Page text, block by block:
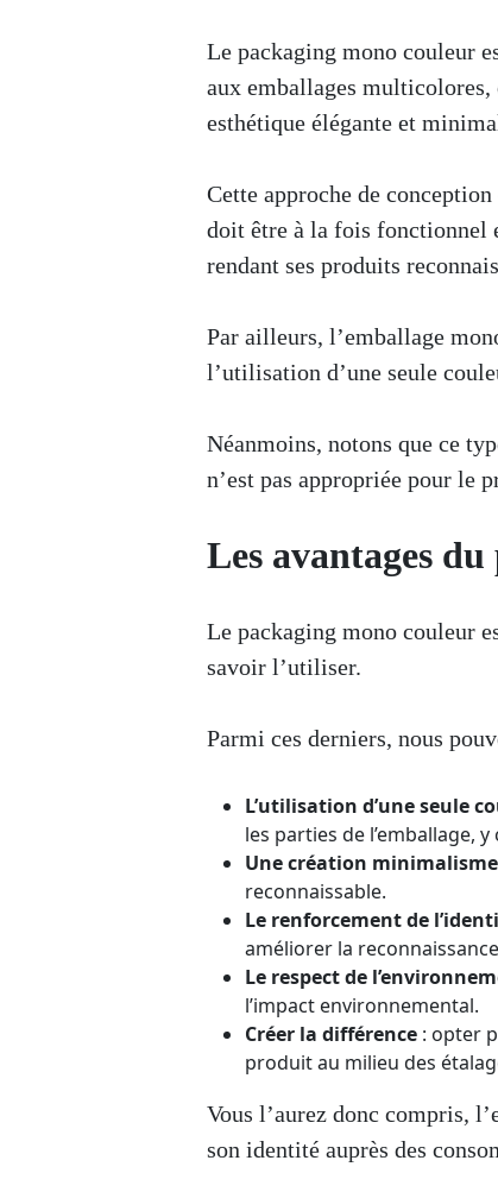
Le packaging mono couleur
aux emballages
esthétique élégante et
Cette approche de
doit être à la fois fonctionnel
rendant ses produits
Par ailleurs, l’emballage
l’utilisation d’une seule
Néanmoins, notons que ce
n’est pas appropriée pour le
Les avantages
Le packaging mono couleur
savoir l’utiliser.
Parmi ces derniers, nous
L’utilisation d’une seule
les parties de l’emballage,
Une création minimalisme
reconnaissable.
Le renforcement de
améliorer la
Le respect de
l’impact environnemental.
Créer la différence : opter
produit au milieu des
Vous l’aurez donc compris,
son identité auprès des